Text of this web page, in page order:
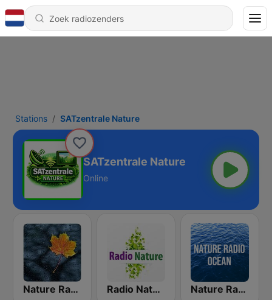
Stations SATzentrale Nature
SATzentrale Nature
Online
Nature Radio Rain Radio Nature Nature Radio Ocean